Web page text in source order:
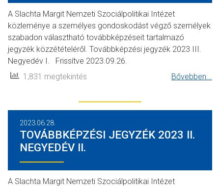
A Slachta Margit Nemzeti Szociálpolitikai Intézet
közleménye a személyes gondoskodást végző személyek
szabadon választható továbbképzéseit tartalmazó
jegyzék közzétételéről. Továbbképzési jegyzék 2023 III.
Negyedév I. Frissítve 2023.09.26.
1,831 megtekintés
Bővebben...
2023.06.28.
TOVÁBBKÉPZÉSI JEGYZÉK 2023 II.
NEGYEDÉV II.
A Slachta Margit Nemzeti Szociálpolitikai Intézet